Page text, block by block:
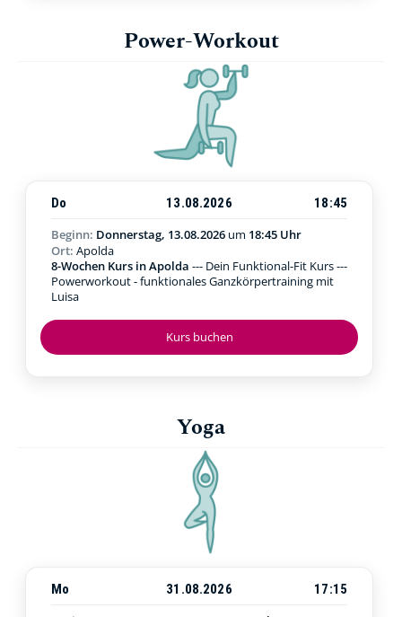
Power-Workout
Kurs buchen
Do 13.08.2026
18:45
Beginn: Donnerstag, 13.08.2026 um 18:45 Uhr
Ort: Apolda
8-Wochen Kurs in Apolda --- Dein Funktional-Fit Kurs ---
Powerworkout - funktionales Ganzkörpertraining mit
Luisa
Yoga
Mo 31.08.2026
17:15